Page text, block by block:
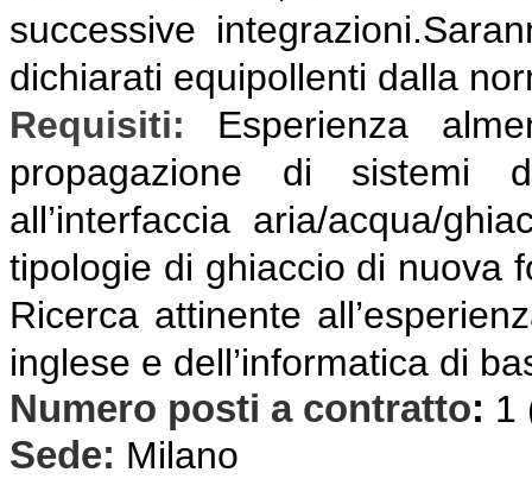
successive
dichiarati equipollenti dalla
Requisiti:
Esperienza
propagazione di sistemi
all’interfaccia aria/acqua/
tipologie di ghiaccio di nuova
Ricerca attinente
inglese e dell’informatica di
Numero posti a contratto: 1
Sede: Milano